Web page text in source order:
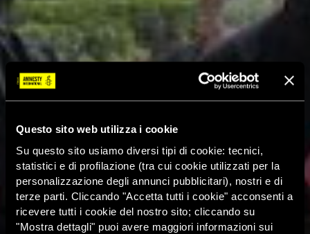
Questo sito web utilizza i cookie
Su questo sito usiamo diversi tipi di cookie: tecnici,
statistici e di profilazione (tra cui cookie utilizzati per la
personalizzazione degli annunci pubblicitari), nostri e di
terze parti. Cliccando "Accetta tutti i cookie" acconsenti a
ricevere tutti i cookie del nostro sito; cliccando su
"Mostra dettagli" puoi avere maggiori informazioni sui